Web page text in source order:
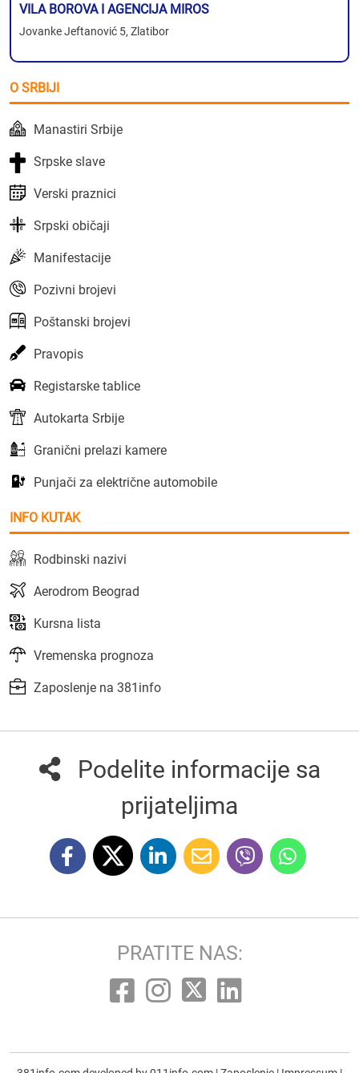
VILA BOROVA I AGENCIJA MIROS
Jovanke Jeftanović 5, Zlatibor
O SRBIJI
Manastiri Srbije
Srpske slave
Verski praznici
Srpski običaji
Manifestacije
Pozivni brojevi
Poštanski brojevi
Pravopis
Registarske tablice
Autokarta Srbije
Granični prelazi kamere
Punjači za električne automobile
INFO KUTAK
Rodbinski nazivi
Aerodrom Beograd
Kursna lista
Vremenska prognoza
Zaposlenje na 381info
Podelite informacije sa
prijateljima
PRATITE NAS: